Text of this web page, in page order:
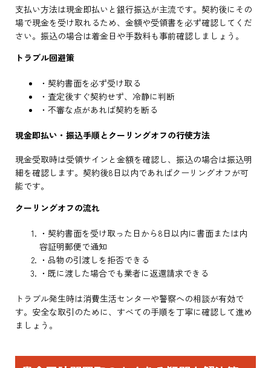
支払い方法は現金即払いと銀行振込が主流です。契約後にその
場で現金を受け取れるため、金額や受領書を必ず確認してくだ
さい。振込の場合は着金日や手数料も事前確認しましょう。
トラブル回避策
・契約書面を必ず受け取る
・査定後すぐ契約せず、冷静に判断
・不審な点があれば契約を断る
現金即払い・振込手順とクーリングオフの行使方法
現金受取時は受領サインと金額を確認し、振込の場合は振込明
細を確認します。契約後8日以内であればクーリングオフが可
能です。
クーリングオフの流れ
・契約書面を受け取った日から8日以内に書面または内
容証明郵便で通知
・品物の引渡しを拒否できる
・既に渡した場合でも業者に返還請求できる
トラブル発生時は消費生活センターや警察への相談が有効で
す。安全な取引のために、すべての手順を丁寧に確認して進め
ましょう。